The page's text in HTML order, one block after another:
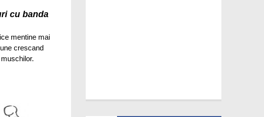
cu banda
mentine mai
crescand